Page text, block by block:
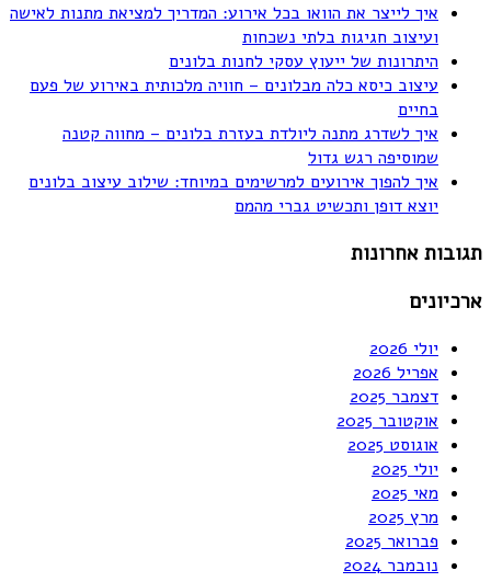
איך לייצר את הוואו בכל אירוע: המדריך למציאת מתנות לאישה
ועיצוב חגיגות בלתי נשכחות
היתרונות של ייעוץ עסקי לחנות בלונים
עיצוב כיסא כלה מבלונים – חוויה מלכותית באירוע של פעם
בחיים
איך לשדרג מתנה ליולדת בעזרת בלונים – מחווה קטנה
שמוסיפה רגש גדול
איך להפוך אירועים למרשימים במיוחד: שילוב עיצוב בלונים
יוצא דופן ותכשיט גברי מהמם
תגובות אחרונות
ארכיונים
יולי 2026
אפריל 2026
דצמבר 2025
אוקטובר 2025
אוגוסט 2025
יולי 2025
מאי 2025
מרץ 2025
פברואר 2025
נובמבר 2024